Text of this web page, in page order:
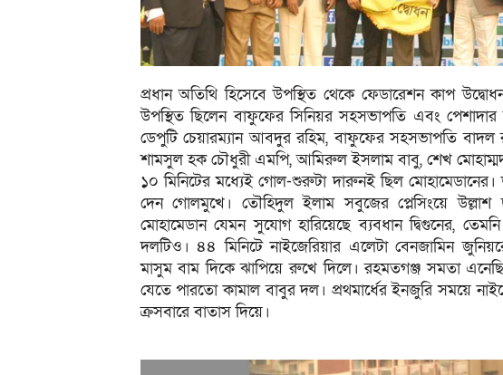
প্রধান অতিথি হিসেবে উপস্থিত থেকে ফেডারেশন কাপ
উপস্থিত ছিলেন বাফুফের সিনিয়র সহসভাপতি এবং পেশাদার
ডেপুটি চেয়ারম্যান আবদুর রহিম, বাফুফের সহসভাপতি
শামসুল হক চৌধুরী এমপি, আমিরুল ইসলাম বাবু, শেখ
১০ মিনিটের মধ্যেই গোল-শুরুটা দারুনই ছিল মোহামেডানের।
দেন গোলমুখে। তৌহিদুল ইলাম সবুজের প্লেসিংয়ে উল্লাশ
মোহামেডান যেমন সুযোগ হারিয়েছে ব্যবধান দ্বিগুনের,
দলটিও। ৪৪ মিনিটে নাইজেরিয়ার এলেটা বেনজামিন
মাসুম বাম দিকে ঝাপিয়ে রুখে দিলে। রহমতগঞ্জ সমতা
যেতে পারতো কামাল বাবুর দল। প্রথমার্ধের ইনজুরি সময়ে
ক্রসবারে বাতাস দিয়ে।